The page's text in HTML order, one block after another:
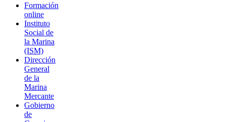
Formación
online
Instituto
Social de
la Marina
(ISM)
Dirección
General
de la
Marina
Mercante
Gobierno
de